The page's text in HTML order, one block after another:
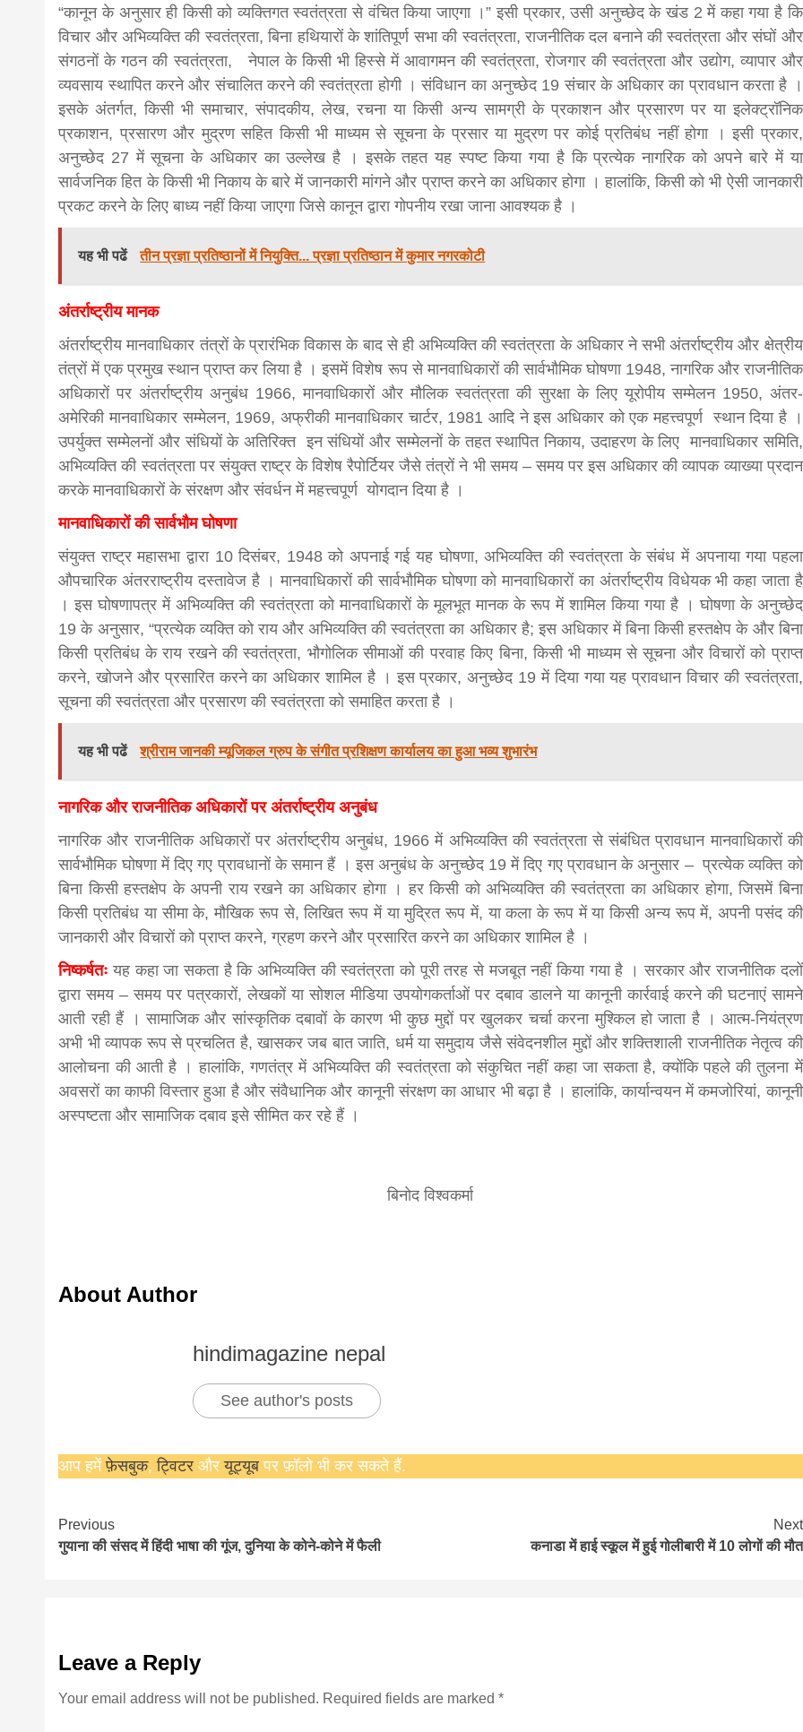
“कानून के अनुसार ही किसी को व्यक्तिगत स्वतंत्रता से वंचित किया जाएगा ।” इसी प्रकार, उसी अनुच्छेद के खंड 2 में कहा गया है कि
विचार और अभिव्यक्ति की स्वतंत्रता, बिना हथियारों के शांतिपूर्ण सभा की स्वतंत्रता, राजनीतिक दल बनाने की स्वतंत्रता और संघों और
संगठनों के गठन की स्वतंत्रता, नेपाल के किसी भी हिस्से में आवागमन की स्वतंत्रता, रोजगार की स्वतंत्रता और उद्योग, व्यापार और
व्यवसाय स्थापित करने और संचालित करने की स्वतंत्रता होगी । संविधान का अनुच्छेद 19 संचार के अधिकार का प्रावधान करता है ।
इसके अंतर्गत, किसी भी समाचार, संपादकीय, लेख, रचना या किसी अन्य सामग्री के प्रकाशन और प्रसारण पर या इलेक्ट्रॉनिक
प्रकाशन, प्रसारण और मुद्रण सहित किसी भी माध्यम से सूचना के प्रसार या मुद्रण पर कोई प्रतिबंध नहीं होगा । इसी प्रकार,
अनुच्छेद 27 में सूचना के अधिकार का उल्लेख है । इसके तहत यह स्पष्ट किया गया है कि प्रत्येक नागरिक को अपने बारे में या
सार्वजनिक हित के किसी भी निकाय के बारे में जानकारी मांगने और प्राप्त करने का अधिकार होगा । हालांकि, किसी को भी ऐसी जानकारी
प्रकट करने के लिए बाध्य नहीं किया जाएगा जिसे कानून द्वारा गोपनीय रखा जाना आवश्यक है ।
यह भी पढें तीन प्रज्ञा प्रतिष्ठानों में नियुक्ति... प्रज्ञा प्रतिष्ठान में कुमार नगरकोटी
अंतर्राष्ट्रीय मानक
अंतर्राष्ट्रीय मानवाधिकार तंत्रों के प्रारंभिक विकास के बाद से ही अभिव्यक्ति की स्वतंत्रता के अधिकार ने सभी अंतर्राष्ट्रीय और क्षेत्रीय
तंत्रों में एक प्रमुख स्थान प्राप्त कर लिया है । इसमें विशेष रूप से मानवाधिकारों की सार्वभौमिक घोषणा 1948, नागरिक और राजनीतिक
अधिकारों पर अंतर्राष्ट्रीय अनुबंध 1966, मानवाधिकारों और मौलिक स्वतंत्रता की सुरक्षा के लिए यूरोपीय सम्मेलन 1950, अंतर-
अमेरिकी मानवाधिकार सम्मेलन, 1969, अफ्रीकी मानवाधिकार चार्टर, 1981 आदि ने इस अधिकार को एक महत्त्वपूर्ण स्थान दिया है ।
उपर्युक्त सम्मेलनों और संधियों के अतिरिक्त इन संधियों और सम्मेलनों के तहत स्थापित निकाय, उदाहरण के लिए मानवाधिकार समिति,
अभिव्यक्ति की स्वतंत्रता पर संयुक्त राष्ट्र के विशेष रैपोर्टियर जैसे तंत्रों ने भी समय – समय पर इस अधिकार की व्यापक व्याख्या प्रदान
करके मानवाधिकारों के संरक्षण और संवर्धन में महत्त्वपूर्ण योगदान दिया है ।
मानवाधिकारों की सार्वभौम घोषणा
संयुक्त राष्ट्र महासभा द्वारा 10 दिसंबर, 1948 को अपनाई गई यह घोषणा, अभिव्यक्ति की स्वतंत्रता के संबंध में अपनाया गया पहला
औपचारिक अंतरराष्ट्रीय दस्तावेज है । मानवाधिकारों की सार्वभौमिक घोषणा को मानवाधिकारों का अंतर्राष्ट्रीय विधेयक भी कहा जाता है
। इस घोषणापत्र में अभिव्यक्ति की स्वतंत्रता को मानवाधिकारों के मूलभूत मानक के रूप में शामिल किया गया है । घोषणा के अनुच्छेद
19 के अनुसार, “प्रत्येक व्यक्ति को राय और अभिव्यक्ति की स्वतंत्रता का अधिकार है; इस अधिकार में बिना किसी हस्तक्षेप के और बिना
किसी प्रतिबंध के राय रखने की स्वतंत्रता, भौगोलिक सीमाओं की परवाह किए बिना, किसी भी माध्यम से सूचना और विचारों को प्राप्त
करने, खोजने और प्रसारित करने का अधिकार शामिल है । इस प्रकार, अनुच्छेद 19 में दिया गया यह प्रावधान विचार की स्वतंत्रता,
सूचना की स्वतंत्रता और प्रसारण की स्वतंत्रता को समाहित करता है ।
यह भी पढें श्रीराम जानकी म्यूजिकल ग्रुप के संगीत प्रशिक्षण कार्यालय का हुआ भव्य शुभारंभ
नागरिक और राजनीतिक अधिकारों पर अंतर्राष्ट्रीय अनुबंध
नागरिक और राजनीतिक अधिकारों पर अंतर्राष्ट्रीय अनुबंध, 1966 में अभिव्यक्ति की स्वतंत्रता से संबंधित प्रावधान मानवाधिकारों की
सार्वभौमिक घोषणा में दिए गए प्रावधानों के समान हैं । इस अनुबंध के अनुच्छेद 19 में दिए गए प्रावधान के अनुसार – प्रत्येक व्यक्ति को
बिना किसी हस्तक्षेप के अपनी राय रखने का अधिकार होगा । हर किसी को अभिव्यक्ति की स्वतंत्रता का अधिकार होगा, जिसमें बिना
किसी प्रतिबंध या सीमा के, मौखिक रूप से, लिखित रूप में या मुद्रित रूप में, या कला के रूप में या किसी अन्य रूप में, अपनी पसंद की
जानकारी और विचारों को प्राप्त करने, ग्रहण करने और प्रसारित करने का अधिकार शामिल है ।
निष्कर्षतः यह कहा जा सकता है कि अभिव्यक्ति की स्वतंत्रता को पूरी तरह से मजबूत नहीं किया गया है । सरकार और राजनीतिक दलों
द्वारा समय – समय पर पत्रकारों, लेखकों या सोशल मीडिया उपयोगकर्ताओं पर दबाव डालने या कानूनी कार्रवाई करने की घटनाएं सामने
आती रही हैं । सामाजिक और सांस्कृतिक दबावों के कारण भी कुछ मुद्दों पर खुलकर चर्चा करना मुश्किल हो जाता है । आत्म-नियंत्रण
अभी भी व्यापक रूप से प्रचलित है, खासकर जब बात जाति, धर्म या समुदाय जैसे संवेदनशील मुद्दों और शक्तिशाली राजनीतिक नेतृत्व की
आलोचना की आती है । हालांकि, गणतंत्र में अभिव्यक्ति की स्वतंत्रता को संकुचित नहीं कहा जा सकता है, क्योंकि पहले की तुलना में
अवसरों का काफी विस्तार हुआ है और संवैधानिक और कानूनी संरक्षण का आधार भी बढ़ा है । हालांकि, कार्यान्वयन में कमजोरियां, कानूनी
अस्पष्टता और सामाजिक दबाव इसे सीमित कर रहे हैं ।
बिनोद विश्वकर्मा
About Author
hindimagazine nepal
See author's posts
आप हमेंफ़ेसबुक,ट्विटरऔरयूट्यूब पर फ़ॉलो भी कर सकते हैं.
Continue
Reading
Previous
गुयाना की संसद में हिंदी भाषा की गूंज, दुनिया के कोने-कोने में फैली
Next
कनाडा में हाई स्कूल में हुई गोलीबारी में 10 लोगों की मौत
Leave a Reply
Your email address will not be published. Required fields are marked*
जनकपुरधाम/मिश्री लाल मधुकर। सीताराम विवाह पंचमी